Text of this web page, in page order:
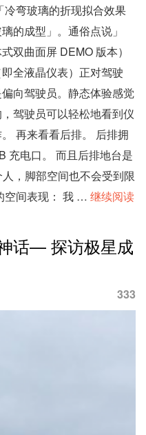
弯玻璃的折现拟合效果
的成型」。通俗点说」
双曲面屏 DEMO 版本）
全液晶仪表）正对驾驶
向驾驶员。静态体验感觉
驾驶员可以轻松地看到仪
再来看看后排。 后排拥
充电口。 而且后排地台是
，脚部空间也不会受到限
空间表现： 我 … 继续阅读
话— 探访极星成
333